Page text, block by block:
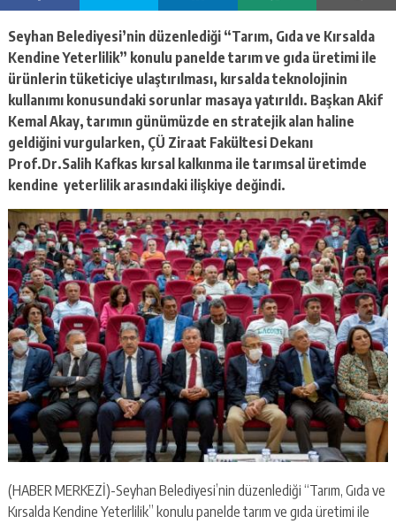
escort
maltepe
escort
Seyhan Belediyesi’nin düzenlediği “Tarım, Gıda ve Kırsalda
Kendine Yeterlilik” konulu panelde tarım ve gıda üretimi ile
ürünlerin tüketiciye ulaştırılması, kırsalda teknolojinin
kullanımı konusundaki sorunlar masaya yatırıldı. Başkan Akif
Kemal Akay, tarımın günümüzde en stratejik alan haline
geldiğini vurgularken, ÇÜ Ziraat Fakültesi Dekanı
Prof.Dr.Salih Kafkas kırsal kalkınma ile tarımsal üretimde
kendine yeterlilik arasındaki ilişkiye değindi.
(HABER MERKEZİ)-Seyhan Belediyesi’nin düzenlediği “Tarım, Gıda ve
Kırsalda Kendine Yeterlilik” konulu panelde tarım ve gıda üretimi ile